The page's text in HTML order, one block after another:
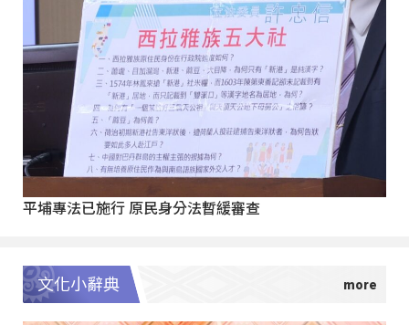
平埔專法已施行 原民身分法暫緩審查
文化小辭典